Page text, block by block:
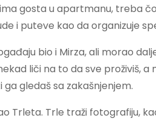
gosta u apartmanu, treba
i puteve kao da organizuje
bio i Mirza, ali morao
liči na to da sve proživiš,
ga gledaš sa zakašnjenjem.
Trleta. Trle traži fotografiju,